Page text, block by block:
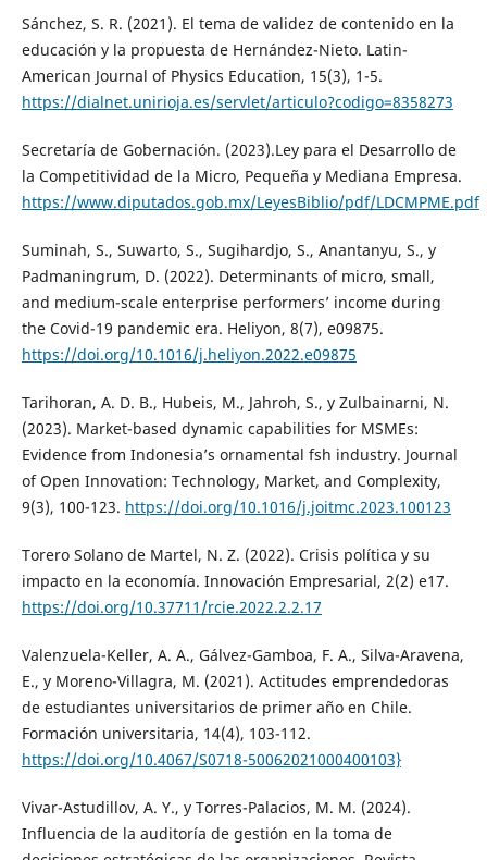
Sánchez, S. R. (2021). El tema de validez de contenido en la
educación y la propuesta de Hernández-Nieto. Latin-
American Journal of Physics Education, 15(3), 1-5.
https://dialnet.unirioja.es/servlet/articulo?codigo=8358273
Secretaría de Gobernación. (2023).Ley para el Desarrollo de
la Competitividad de la Micro, Pequeña y Mediana Empresa.
https://www.diputados.gob.mx/LeyesBiblio/pdf/LDCMPME.pdf
Suminah, S., Suwarto, S., Sugihardjo, S., Anantanyu, S., y
Padmaningrum, D. (2022). Determinants of micro, small,
and medium-scale enterprise performers’ income during
the Covid-19 pandemic era. Heliyon, 8(7), e09875.
https://doi.org/10.1016/j.heliyon.2022.e09875
Tarihoran, A. D. B., Hubeis, M., Jahroh, S., y Zulbainarni, N.
(2023). Market-based dynamic capabilities for MSMEs:
Evidence from Indonesia’s ornamental fsh industry. Journal
of Open Innovation: Technology, Market, and Complexity,
9(3), 100-123. https://doi.org/10.1016/j.joitmc.2023.100123
Torero Solano de Martel, N. Z. (2022). Crisis política y su
impacto en la economía. Innovación Empresarial, 2(2) e17.
https://doi.org/10.37711/rcie.2022.2.2.17
Valenzuela-Keller, A. A., Gálvez-Gamboa, F. A., Silva-Aravena,
E., y Moreno-Villagra, M. (2021). Actitudes emprendedoras
de estudiantes universitarios de primer año en Chile.
Formación universitaria, 14(4), 103-112.
https://doi.org/10.4067/S0718-50062021000400103}
Vivar-Astudillov, A. Y., y Torres-Palacios, M. M. (2024).
Influencia de la auditoría de gestión en la toma de